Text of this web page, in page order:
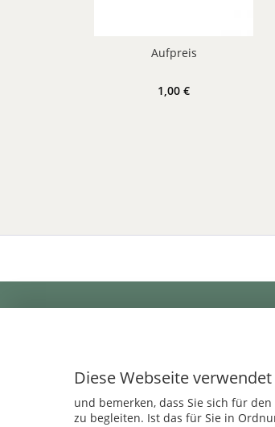
Aufpreis
1,00 €
Telefonische
unter:
04241 - 803018-0
Diese Webseite
und bemerken, dass Sie sich für
zu begleiten. Ist das für Sie in